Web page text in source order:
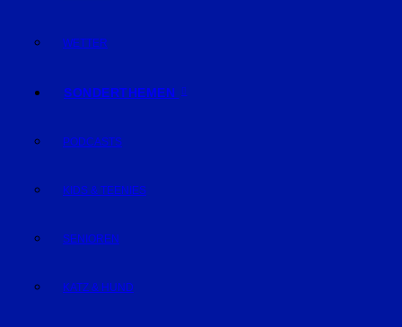
WETTER
SONDERTHEMEN
PODCASTS
KIDS & TEENIES
SENIOREN
KATZ & HUND